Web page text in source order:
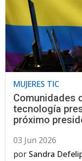
MUJERES TIC
Comunidades
tecnología
próximo
03 Jun 2026
por Sandra